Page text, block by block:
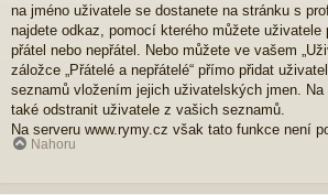
na jméno uživatele se dostanete na stránku s
najdete odkaz, pomocí kterého můžete uživatele
přátel nebo nepřátel. Nebo můžete ve vašem
záložce „Přátelé a nepřátelé“ přímo přidat
seznamů vložením jejich uživatelských jmen.
také odstranit uživatele z vašich seznamů.
Na serveru www.rymy.cz však tato funkce není
Nahoru